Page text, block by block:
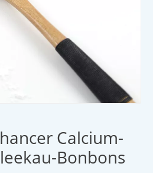
Calcium-
Bonbons